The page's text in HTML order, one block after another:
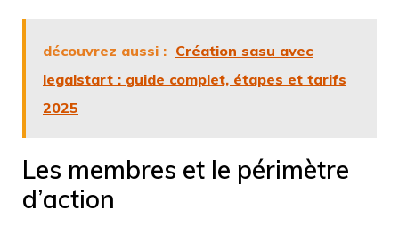
découvrez aussi : Création sasu avec
legalstart : guide complet, étapes et tarifs
2025
Les membres et le périmètre
d’action